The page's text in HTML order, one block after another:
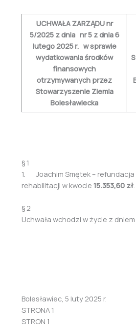
UCHWAŁA ZARZĄDU nr
5/2025 z dnia nr 5 z dnia 6
lutego 2025 r. w sprawie
wydatkowania środków
finansowych
otrzymywanych przez
Stowarzyszenie Ziemia
Bolesławiecka
§ 1
1. Joachim Smętek – refundacja
rehabilitacji w kwocie 15.353,60 zł
§ 2
Uchwała wchodzi w życie z
Bolesławiec, 5 luty 2025 r.
STRONA 1
STRON 1